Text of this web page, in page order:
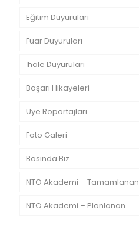
Eğitim Duyuruları
Fuar Duyuruları
İhale Duyuruları
Başarı Hikayeleri
Üye Röportajları
Foto Galeri
Basında Biz
NTO Akademi – Tamamlanan
NTO Akademi – Planlanan